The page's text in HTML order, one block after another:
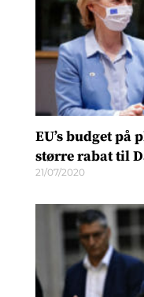
EU’s budget på
større rabat til
21/07/2020